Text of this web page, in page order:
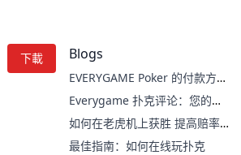
下載 Blogs
EVERYGAME Poker 的付款方
式：快速、轻松的交易
Everygame 扑克评论：您的在
线扑克指南
如何在老虎机上获胜 提高赔率
的技巧
最佳指南：如何在线玩扑克